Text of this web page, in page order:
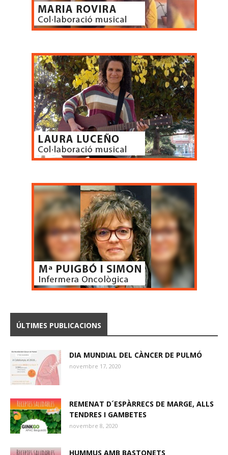
ÚLTIMES PUBLICACIONS
DIA MUNDIAL DEL CÀNCER DE PULMÓ
novembre 17, 2020
REMENAT D´ESPÀRRECS DE MARGE, ALLS
TENDRES I GAMBETES
novembre 8, 2020
HUMMUS AMB BASTONETS